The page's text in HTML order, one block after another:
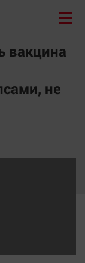
вакцина
не